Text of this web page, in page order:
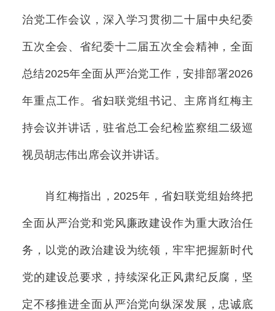
治党工作会议，深入学习贯彻二十届中央纪委
五次全会、省纪委十二届五次全会精神，全面
总结2025年全面从严治党工作，安排部署2026
年重点工作。省妇联党组书记、主席肖红梅主
持会议并讲话，驻省总工会纪检监察组二级巡
视员胡志伟出席会议并讲话。
肖红梅指出，2025年，省妇联党组始终把
全面从严治党和党风廉政建设作为重大政治任
务，以党的政治建设为统领，牢牢把握新时代
党的建设总要求，持续深化正风肃纪反腐，坚
定不移推进全面从严治党向纵深发展，忠诚底